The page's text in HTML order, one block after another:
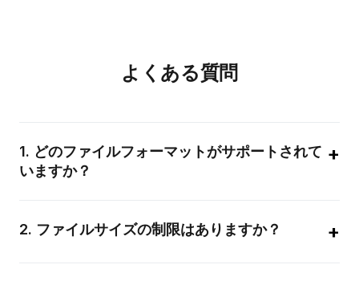
よくある質問
1. どのファイルフォーマットがサポートされて
いますか？
+
ュメント（PDF、DOCX、TXT）など、幅広いフォーマットを
2. ファイルサイズの制限はありますか？ +